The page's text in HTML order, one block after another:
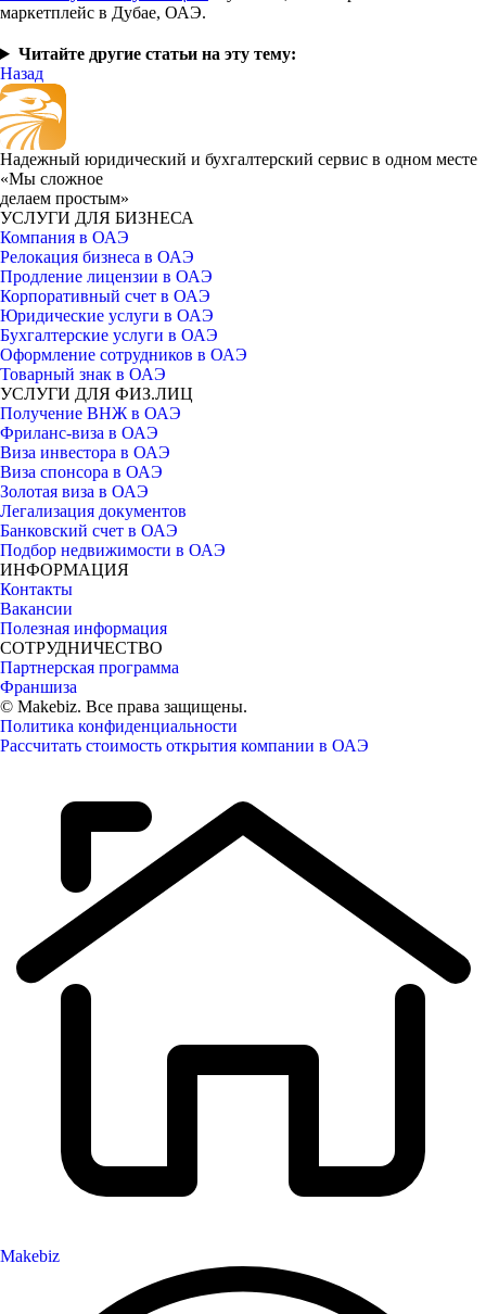
маркетплейс в Дубае, ОАЭ.
Читайте другие статьи на эту тему:
Назад
Надежный юридический и бухгалтерский сервис в одном месте
«Мы сложное
делаем простым»
УСЛУГИ ДЛЯ БИЗНЕСА
Компания в ОАЭ
Релокация бизнеса в ОАЭ
Продление лицензии в ОАЭ
Корпоративный счет в ОАЭ
Юридические услуги в ОАЭ
Бухгалтерские услуги в ОАЭ
Оформление сотрудников в ОАЭ
Товарный знак в ОАЭ
УСЛУГИ ДЛЯ ФИЗ.ЛИЦ
Получение ВНЖ в ОАЭ
Фриланс-виза в ОАЭ
Виза инвестора в ОАЭ
Виза спонсора в ОАЭ
Золотая виза в ОАЭ
Легализация документов
Банковский счет в ОАЭ
Подбор недвижимости в ОАЭ
ИНФОРМАЦИЯ
Контакты
Вакансии
Полезная информация
СОТРУДНИЧЕСТВО
Партнерская программа
Франшиза
© Makebiz. Все права защищены.
Политика конфиденциальности
Рассчитать стоимость открытия компании в ОАЭ
Makebiz